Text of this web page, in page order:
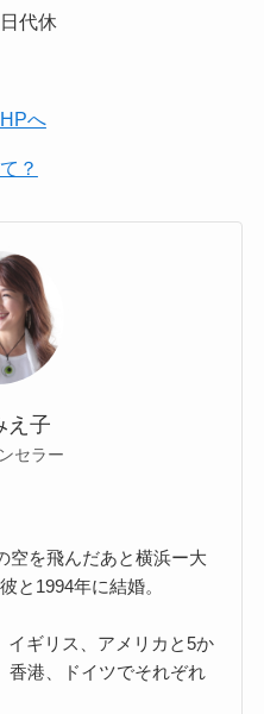
代休
へ
？
え子
セラー
空を飛んだあと横浜ー大
と1994年に結婚。
イギリス、アメリカと5か
香港、ドイツでそれぞれ